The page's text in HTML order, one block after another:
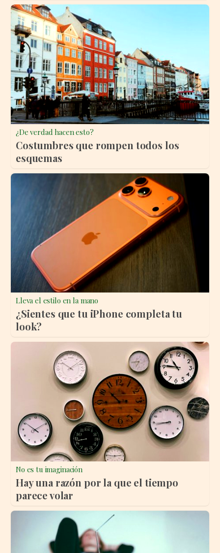
¿De verdad hacen esto?
Costumbres que rompen todos los
esquemas
Lleva el estilo en la mano
¿Sientes que tu iPhone completa tu
look?
No es tu imaginación
Hay una razón por la que el tiempo
parece volar